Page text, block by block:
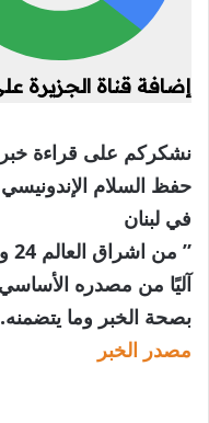
إضافة قناة الجزيرة
نشكركم على قراءة
حفظ السلام الإندونيسي
في لبنان
آليًا من مصدره
بصحة الخبر وما يتضمنه.
مصدر الخبر